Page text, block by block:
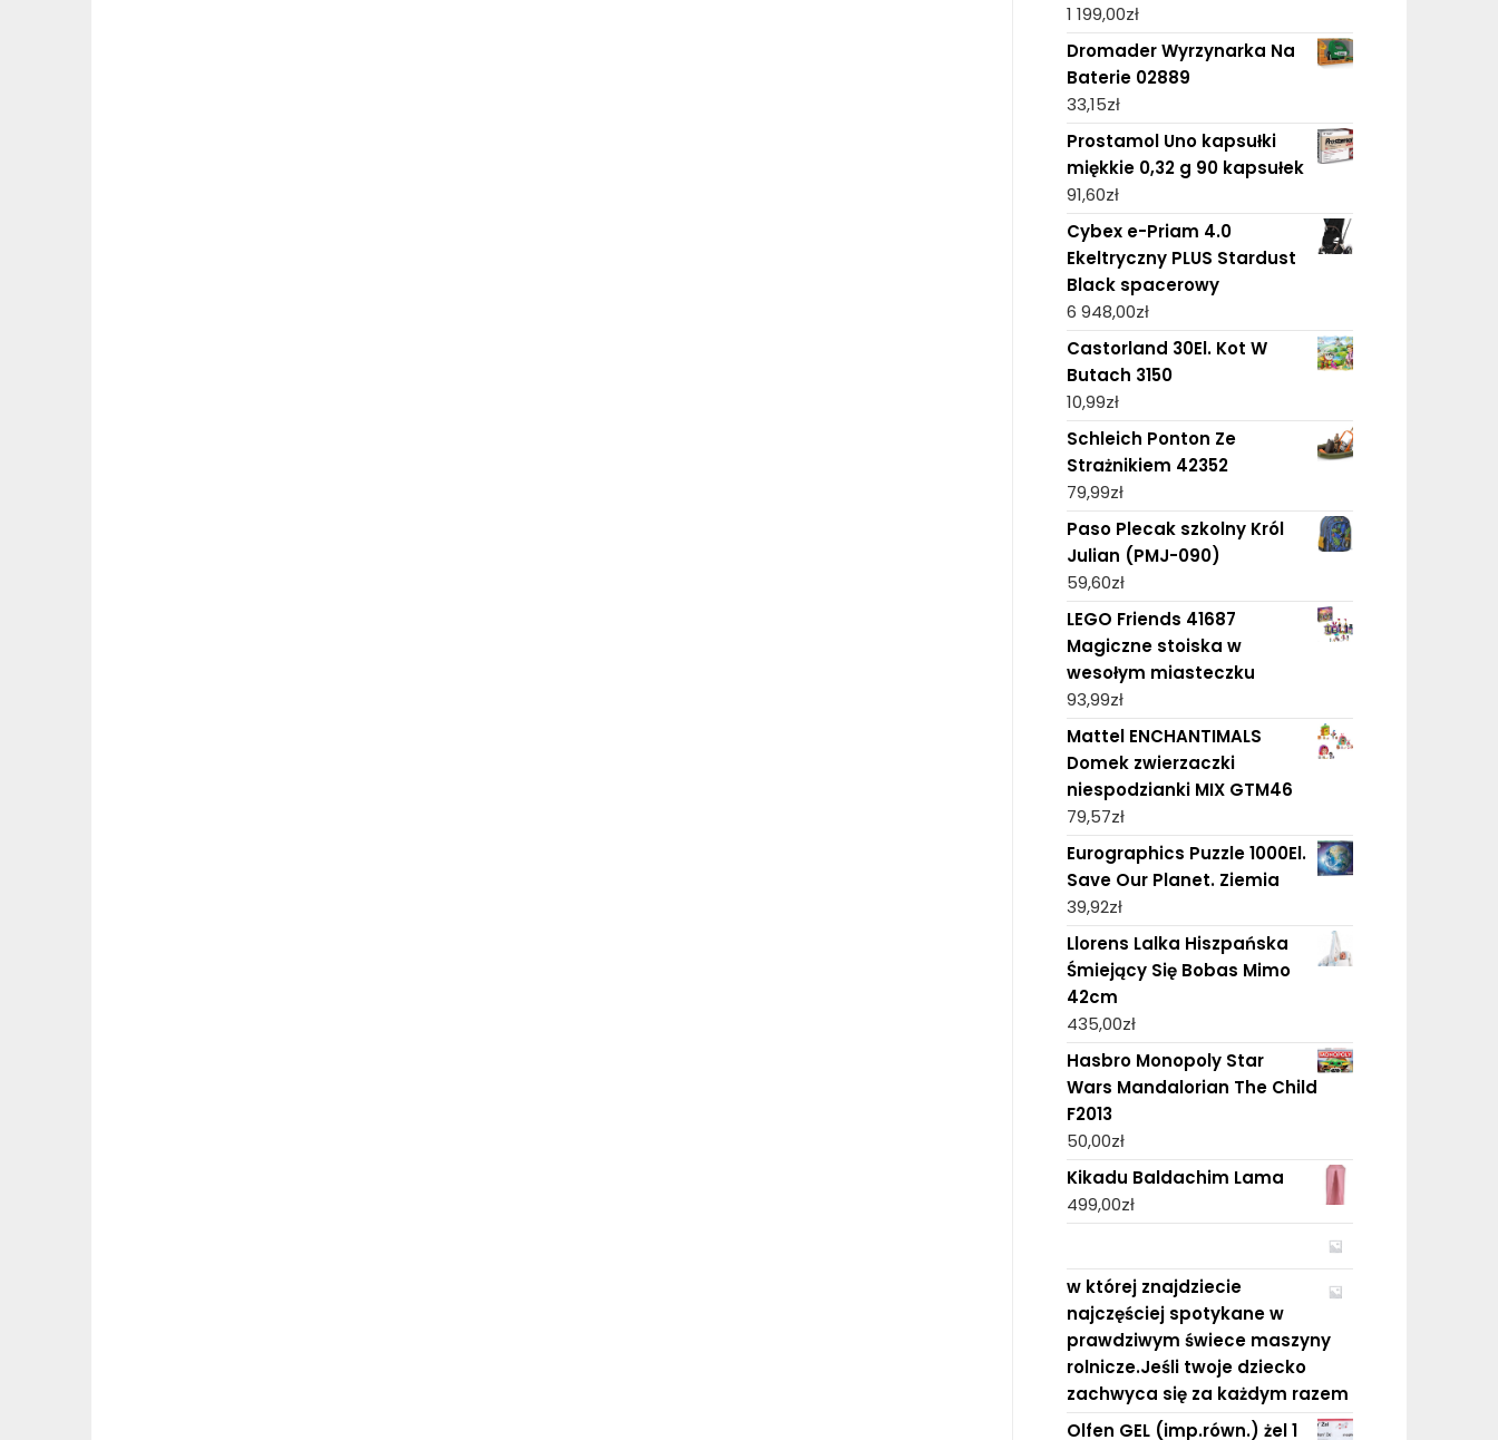
1 199,00zł
Dromader Wyrzynarka Na
Baterie 02889
33,15zł
Prostamol Uno kapsułki
miękkie 0,32 g 90 kapsułek
91,60zł
Cybex e-Priam 4.0
Ekeltryczny PLUS Stardust
Black spacerowy
6 948,00zł
Castorland 30El. Kot W
Butach 3150
10,99zł
Schleich Ponton Ze
Strażnikiem 42352
79,99zł
Paso Plecak szkolny Król
Julian (PMJ-090)
59,60zł
LEGO Friends 41687
Magiczne stoiska w
wesołym miasteczku
93,99zł
Mattel ENCHANTIMALS
Domek zwierzaczki
niespodzianki MIX GTM46
79,57zł
Eurographics Puzzle 1000El.
Save Our Planet. Ziemia
39,92zł
Llorens Lalka Hiszpańska
Śmiejący Się Bobas Mimo
42cm
435,00zł
Hasbro Monopoly Star
Wars Mandalorian The Child
F2013
50,00zł
Kikadu Baldachim Lama
499,00zł
w której znajdziecie
najczęściej spotykane w
prawdziwym świece maszyny
rolnicze.Jeśli twoje dziecko
zachwyca się za każdym razem
Olfen GEL (imp.równ.) żel 1